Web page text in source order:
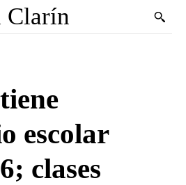
Clarín
escolar
clases